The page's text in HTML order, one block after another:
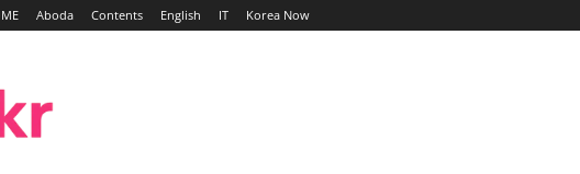
Aboda Contents English IT Korea Now